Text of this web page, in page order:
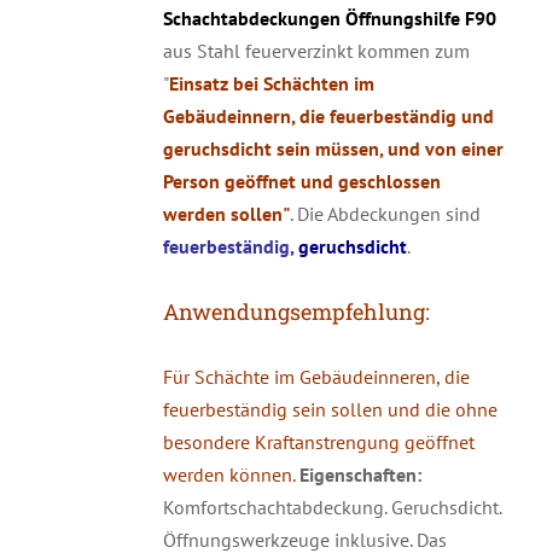
Schachtabdeckungen Öffnungshilfe F90
aus Stahl feuerverzinkt kommen zum
"Einsatz bei Schächten im
Gebäudeinnern, die feuerbeständig und
geruchsdicht sein müssen, und von einer
Person geöffnet und geschlossen
werden sollen". Die Abdeckungen sind
feuerbeständig,geruchsdicht.
Anwendungsempfehlung:
Für Schächte im Gebäudeinneren, die
feuerbeständig sein sollen und die ohne
besondere Kraftanstrengung geöffnet
werden können. Eigenschaften:
Komfortschachtabdeckung. Geruchsdicht.
Öffnungswerkzeuge inklusive. Das